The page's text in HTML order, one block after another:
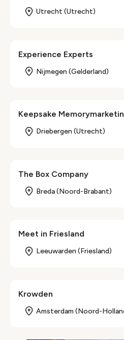
Utrecht (Utrecht)
Experience Experts
Nijmegen (Gelderland)
Keepsake
Driebergen (Utrecht)
The Box Company
Breda (Noord-Brabant)
Meet in Friesland
Leeuwarden (Friesland)
Krowden
Amsterdam (Noord-